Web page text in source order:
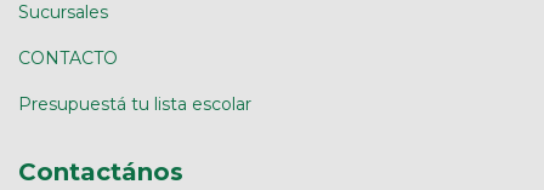
Sucursales
CONTACTO
Presupuestá tu lista escolar
Contactános